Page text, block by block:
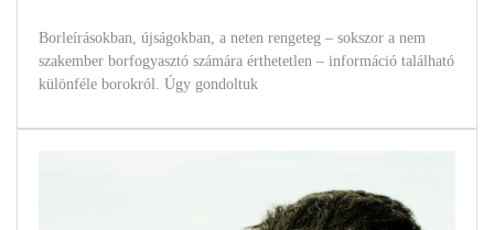
Borleírásokban, újságokban, a neten rengeteg – sokszor a nem
szakember borfogyasztó számára érthetetlen – információ található
különféle borokról. Úgy gondoltuk